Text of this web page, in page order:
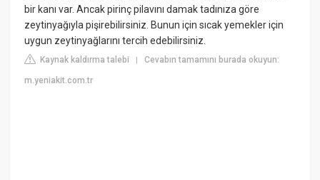
bir kanı var. Ancak pirinç pilavını damak tadınıza göre
zeytinyağıyla pişirebilirsiniz. Bunun için sıcak yemekler için
uygun zeytinyağlarını tercih edebilirsiniz.
Kaynak kaldırma talebi |Cevabın tamamını burada okuyun:
m.yeniakit.com.tr